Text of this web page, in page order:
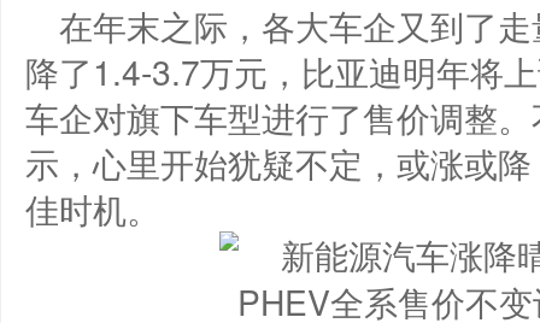
在年末之际，各大车企又到了
降了1.4-3.7万元，比亚迪明年将
车企对旗下车型进行了售价调整
示，心里开始犹疑不定，或涨或
佳时机。